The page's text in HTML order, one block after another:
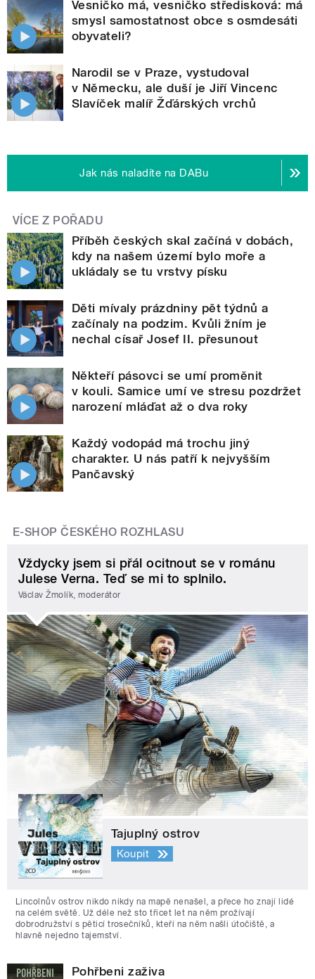
Vesničko má, vesničko středisková: má
smysl samostatnost obce s osmdesáti
obyvateli?
Narodil se v Praze, vystudoval
v Německu, ale duší je Jiří Vincenc
Slavíček malíř Žďárských vrchů
Jak nás naladíte na DABu
VÍCE Z POŘADU
Příběh českých skal začíná v dobách,
kdy na našem území bylo moře a
ukládaly se tu vrstvy písku
Děti mívaly prázdniny pět týdnů a
začínaly na podzim. Kvůli žním je
nechal císař Josef II. přesunout
Někteří pásovci se umí proměnit
v kouli. Samice umí ve stresu pozdržet
narození mláďat až o dva roky
Každý vodopád má trochu jiný
charakter. U nás patří k nejvyšším
Pančavský
E-SHOP ČESKÉHO ROZHLASU
Vždycky jsem si přál ocitnout se v románu
Julese Verna. Teď se mi to splnilo.
Václav Žmolík, moderátor
Tajuplný ostrov
Koupit
Lincolnův ostrov nikdo nikdy na mapě nenašel, a přece ho znají lidé
na celém světě. Už déle než sto třicet let na něm prožívají
dobrodružství s pěticí trosečníků, kteří na něm našli útočiště, a
hlavně nejedno tajemství.
Pohřbeni zaživa